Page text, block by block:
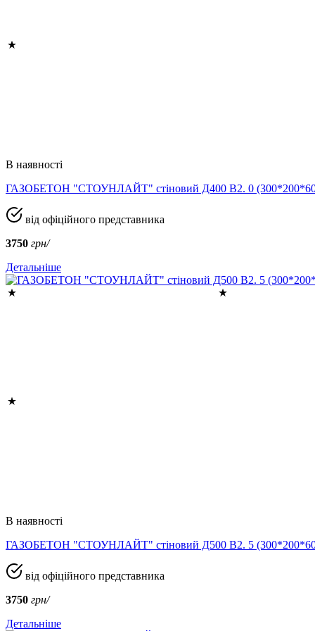
В наявності
ГАЗОБЕТОН "СТОУНЛАЙТ" стіновий Д400 В2. 0
від офіційного представника
3750 грн/
Детальніше
В наявності
ГАЗОБЕТОН "СТОУНЛАЙТ" стіновий Д500 В2. 5
від офіційного представника
3750 грн/
Детальніше